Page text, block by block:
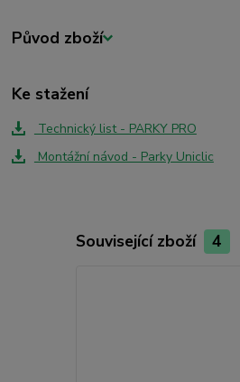
Původ zboží
Ke stažení
Technický list - PARKY PRO
Montážní návod - Parky Uniclic
Související zboží 4